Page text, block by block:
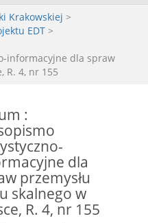
Krakowskiej >
EDT >
informacyjne dla spraw
R. 4, nr 155
:
dla
przemysłu
skalnego w
R. 4, nr 155